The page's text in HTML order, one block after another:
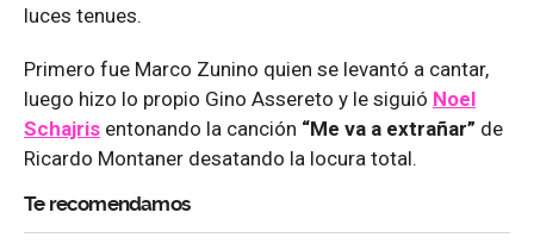
luces tenues.
Primero fue Marco Zunino quien se levantó a cantar,
luego hizo lo propio Gino Assereto y le siguió Noel
Schajris entonando la canción “Me va a extrañar” de
Ricardo Montaner desatando la locura total.
Te recomendamos